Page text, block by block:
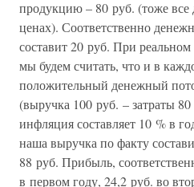
продукцию – 80 руб. (тоже все
ценах). Соответственно
составит 20 руб. При
мы будем считать, что и в
положительный денежный
(выручка 100 руб. – затраты
инфляция составляет 10 % в
наша выручка по факту
88 руб. Прибыль,
в первом году, 24,2 руб. во